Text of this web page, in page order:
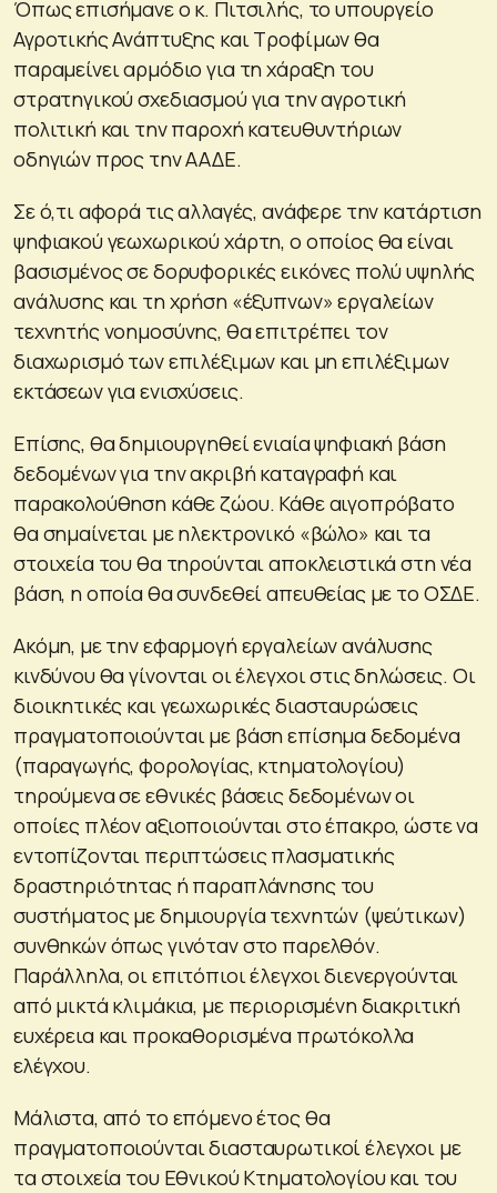
Όπως επισήμανε ο κ. Πιτσιλής, το υπουργείο
Αγροτικής Ανάπτυξης και Τροφίμων θα
παραμείνει αρμόδιο για τη χάραξη του
στρατηγικού σχεδιασμού για την αγροτική
πολιτική και την παροχή κατευθυντήριων
οδηγιών προς την ΑΑΔΕ.
Σε ό,τι αφορά τις αλλαγές, ανάφερε την κατάρτιση
ψηφιακού γεωχωρικού χάρτη, ο οποίος θα είναι
βασισμένος σε δορυφορικές εικόνες πολύ υψηλής
ανάλυσης και τη χρήση «έξυπνων» εργαλείων
τεχνητής νοημοσύνης, θα επιτρέπει τον
διαχωρισμό των επιλέξιμων και μη επιλέξιμων
εκτάσεων για ενισχύσεις.
Επίσης, θα δημιουργηθεί ενιαία ψηφιακή βάση
δεδομένων για την ακριβή καταγραφή και
παρακολούθηση κάθε ζώου. Κάθε αιγοπρόβατο
θα σημαίνεται με ηλεκτρονικό «βώλο» και τα
στοιχεία του θα τηρούνται αποκλειστικά στη νέα
βάση, η οποία θα συνδεθεί απευθείας με το ΟΣΔΕ.
Ακόμη, με την εφαρμογή εργαλείων ανάλυσης
κινδύνου θα γίνονται οι έλεγχοι στις δηλώσεις. Οι
διοικητικές και γεωχωρικές διασταυρώσεις
πραγματοποιούνται με βάση επίσημα δεδομένα
(παραγωγής, φορολογίας, κτηματολογίου)
τηρούμενα σε εθνικές βάσεις δεδομένων οι
οποίες πλέον αξιοποιούνται στο έπακρο, ώστε να
εντοπίζονται περιπτώσεις πλασματικής
δραστηριότητας ή παραπλάνησης του
συστήματος με δημιουργία τεχνητών (ψεύτικων)
συνθηκών όπως γινόταν στο παρελθόν.
Παράλληλα, οι επιτόπιοι έλεγχοι διενεργούνται
από μικτά κλιμάκια, με περιορισμένη διακριτική
ευχέρεια και προκαθορισμένα πρωτόκολλα
ελέγχου.
Μάλιστα, από το επόμενο έτος θα
πραγματοποιούνται διασταυρωτικοί έλεγχοι με
τα στοιχεία του Εθνικού Κτηματολογίου και του